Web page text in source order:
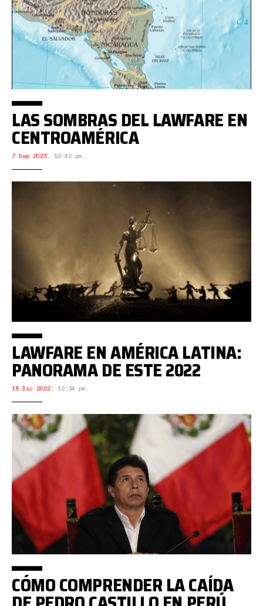
LAS SOMBRAS DEL LAWFARE EN
CENTROAMÉRICA
7 Sep 2023, 12:42 pm.
LAWFARE EN AMÉRICA LATINA:
PANORAMA DE ESTE 2022
15 Dic 2022, 12:34 pm.
CÓMO COMPRENDER LA CAÍDA